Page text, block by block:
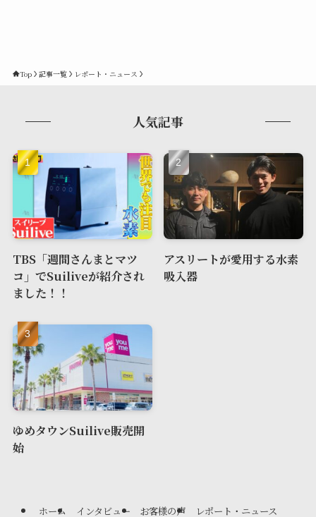
Top 記事一覧 レポート・ニュース
人気記事
TBS「週間さんまとマツ
コ」でSuiliveが紹介され
ました！！
アスリートが愛用する水素
吸入器
ゆめタウンSuilive販売開
始
ホーム インタビュー お客様の声 レポート・ニュース